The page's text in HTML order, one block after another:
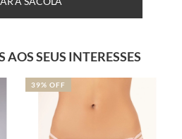
SEUS INTERESSES
40% OFF